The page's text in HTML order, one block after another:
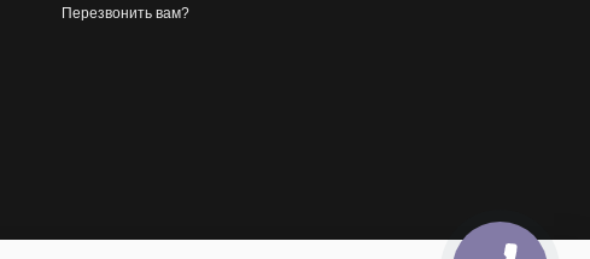
Перезвонить вам?